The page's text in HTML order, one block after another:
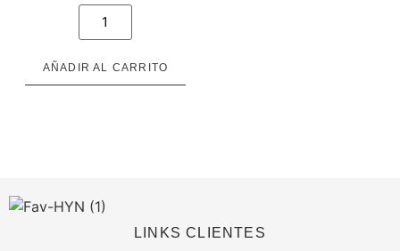
STB
030
cantidad
AÑADIR AL CARRITO
LINKS CLIENTES